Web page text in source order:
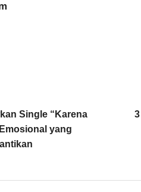
Single “Karena
yang